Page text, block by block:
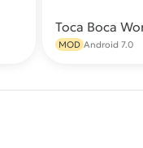
Toca Boca
MOD Android 7.0